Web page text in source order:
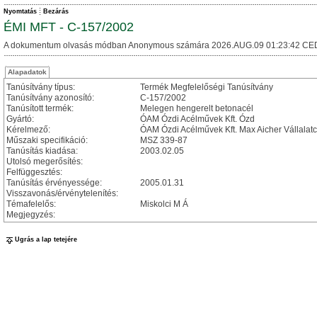
Nyomtatás Bezárás
ÉMI MFT - C-157/2002
A dokumentum olvasás módban Anonymous számára 2026.AUG.09 01:23:42
Alapadatok
Tanúsítvány típus:
Termék Megfelelőségi Tanúsítvány
Tanúsítvány azonosító:
C-157/2002
Tanúsított termék:
Melegen hengerelt betonacél
Gyártó:
ÓAM Ózdi Acélművek Kft. Ózd
Kérelmező:
ÓAM Ózdi Acélművek Kft. Max Aicher
Műszaki specifikáció:
MSZ 339-87
Tanúsítás kiadása:
2003.02.05
Utolsó megerősítés:
Felfüggesztés:
Tanúsítás érvényessége:
2005.01.31
Visszavonás/érvénytelenítés:
Témafelelős:
Miskolci M Á
Megjegyzés:
Ugrás a lap tetejére